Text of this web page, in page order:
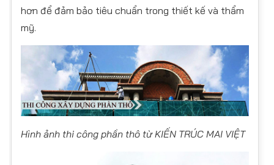
hơn để đảm bảo tiêu chuẩn trong thiết kế và thẩm
mỹ.
Hình ảnh thi công phần thô từ KIẾN TRÚC MAI VIỆT